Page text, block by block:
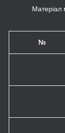
Матеріал має
№